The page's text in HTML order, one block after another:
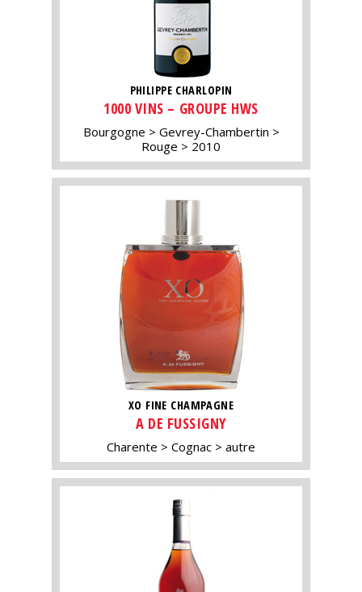
PHILIPPE CHARLOPIN
1000 VINS – GROUPE HWS
Bourgogne
Gevrey-Chambertin
Rouge
2010
XO FINE CHAMPAGNE
A DE FUSSIGNY
Charente Cognac autre